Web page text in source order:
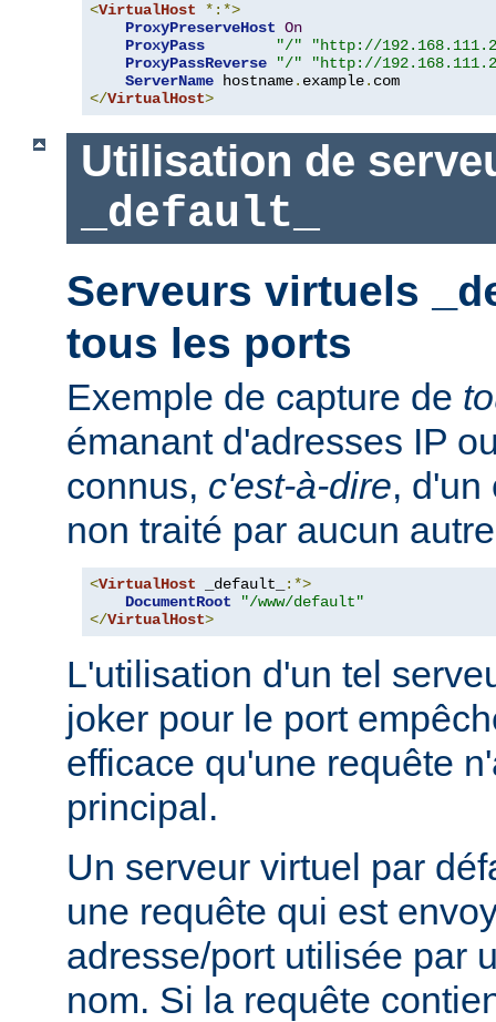
<VirtualHost
*:*>
ProxyPreserveHost On
ProxyPass
"/"
"http://
ProxyPassReverse
"/"
"http://
ServerName hostname. example.
</VirtualHost>
Utilisation de
_default_
Serveurs virtuels
tous les ports
Exemple de capture de
émanant d'adresses IP
connus, c'est-à-dire, d'un
non traité par aucun
<VirtualHost _default_
:*>
DocumentRoot
"/www/default"
</VirtualHost>
L'utilisation d'un tel
joker pour le port
efficace qu'une requête
principal.
Un serveur virtuel par
une requête qui est
adresse/port utilisée par
nom. Si la requête